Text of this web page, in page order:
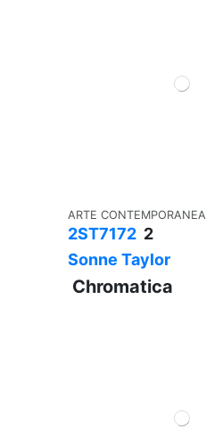
ARTE CONTEMPORANEA
2ST7172 2
Sonne Taylor
Chromatica